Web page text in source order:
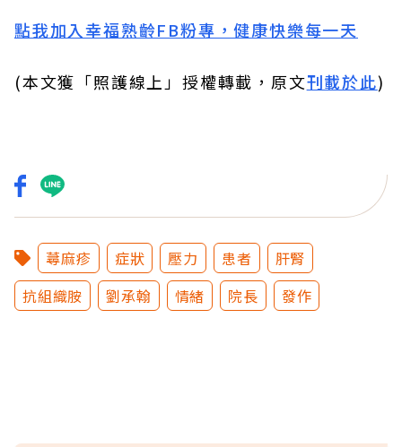
點我加入幸福熟齡FB粉專，健康快樂每一天
(本文獲「照護線上」授權轉載，原文刊載於此)
蕁麻疹 症狀 壓力 患者
肝腎
抗組織胺
劉承翰 情緒 院長 發作